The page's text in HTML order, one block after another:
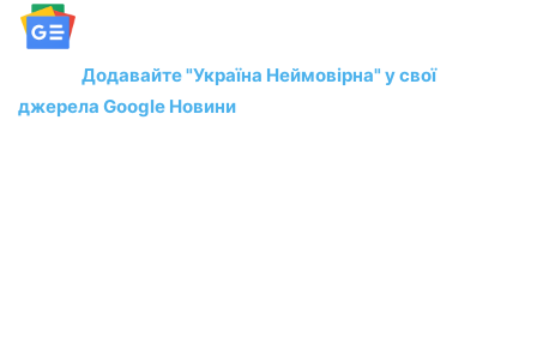
Додавайте "Україна Неймовірна" у свої
джерела Google Новини